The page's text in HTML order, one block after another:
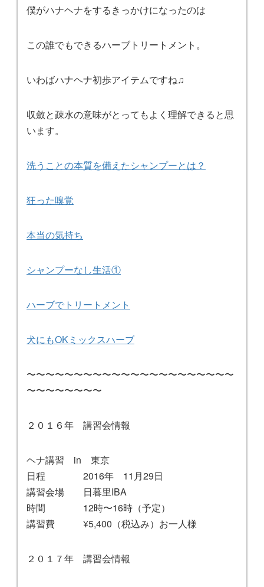
僕がハナヘナをするきっかけになったのは
この誰でもできるハーブトリートメント。
いわばハナヘナ初歩アイテムですね♫
収斂と疎水の意味がとってもよく理解できると思
います。
洗うことの本質を備えたシャンプーとは？
狂った嗅覚
本当の気持ち
シャンプーなし生活①
ハーブでトリートメント
犬にもOKミックスハーブ
〜〜〜〜〜〜〜〜〜〜〜〜〜〜〜〜〜〜〜〜〜〜
〜〜〜〜〜〜〜〜
２０１６年 講習会情報
ヘナ講習 in 東京
日程 2016年 11月29日
講習会場 日暮里IBA
時間 12時〜16時（予定）
講習費 ¥5,400（税込み）お一人様
２０１７年 講習会情報